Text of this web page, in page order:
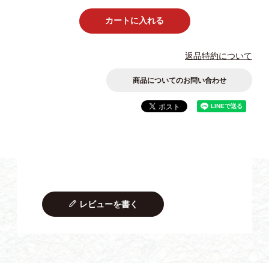
カートに入れる
返品特約について
商品についてのお問い合わせ
レビューを書く